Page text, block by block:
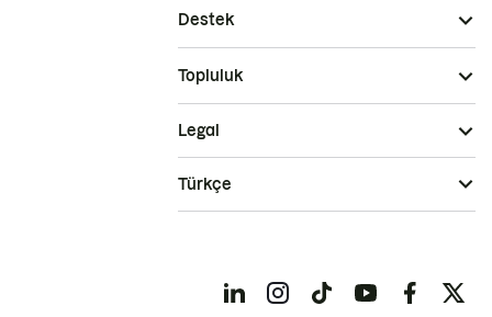
Destek
Topluluk
Legal
Türkçe